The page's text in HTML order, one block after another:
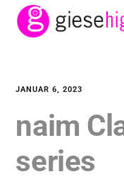
JANUAR 6, 2023
naim
series